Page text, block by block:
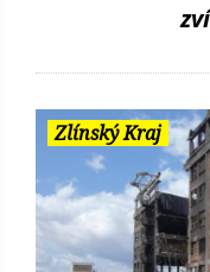
Zlínský Kraj